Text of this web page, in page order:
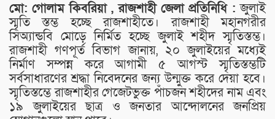
মো: গোলাম কিবরিয়া , রাজশাহী জেলা প্রতিনিধি :জুলাই
স্মৃতি স্তম্ভ হচ্ছে রাজশাহীতে। রাজশাহী মহানগরীর
সিঅ্যান্ডবি মোড়ে নির্মিত হচ্ছে জুলাই শহীদ স্মৃতিস্তম্ভ।
রাজশাহী গণপূর্ত বিভাগ জানায়, ২০ জুলাইয়ের মধ্যেই
নির্মাণ সম্পন্ন করে আগামী ৫ আগস্ট স্মৃতিস্তম্ভটি
সর্বসাধারণের শ্রদ্ধা নিবেদনের জন্য উন্মুক্ত করে দেয়া হবে।
স্মৃতিস্তম্ভে রাজশাহীর গেজেটভুক্ত পাঁচজন শহীদের নাম এবং
১৯ জুলাইয়ের ছাত্র ও জনতার আন্দোলনের জনপ্রিয়